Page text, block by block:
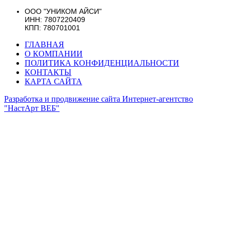
ООО "УНИКОМ АЙСИ"
ИНН: 7807220409
КПП: 780701001
ГЛАВНАЯ
О КОМПАНИИ
ПОЛИТИКА КОНФИДЕНЦИАЛЬНОСТИ
КОНТАКТЫ
КАРТА САЙТА
Разработка и продвижение сайта Интернет-агентство
"НастАрт ВЕБ"